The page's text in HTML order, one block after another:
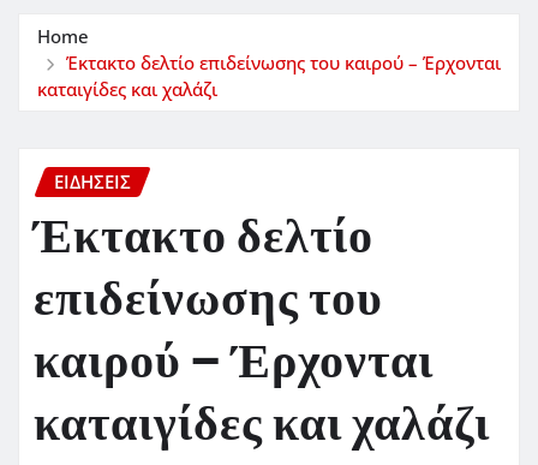
Home
Έκτακτο δελτίο επιδείνωσης του καιρού – Έρχονται
καταιγίδες και χαλάζι
ΕΙΔΗΣΕΙΣ
Έκτακτο δελτίο
επιδείνωσης του
καιρού – Έρχονται
καταιγίδες και χαλάζι